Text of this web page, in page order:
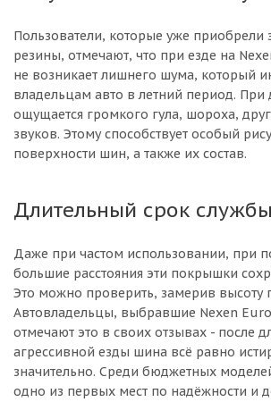
Пользователи, которые уже приобрели
резины, отмечают, что при езде на
не возникает лишнего шума, который
владельцам авто в летний период.
ощущается громкого гула, шороха,
звуков. Этому способствует особый
поверхности шин, а также их состав.
Длительный срок службы
Даже при частом использовании, при
большие расстояния эти покрышки
Это можно проверить, замерив высоту
Автовладельцы, выбравшие Nexen
отмечают это в своих отзывах - после
агрессивной езды шина всё равно
значительно. Среди бюджетных
одно из первых мест по надёжности и